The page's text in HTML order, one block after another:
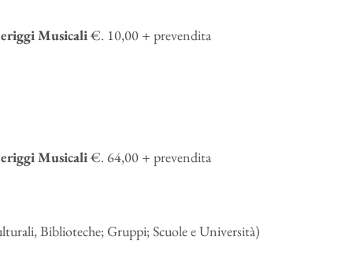
Musicali€. 10,00 + prevendita
Musicali€. 64,00 + prevendita
Biblioteche; Gruppi; Scuole e Università)